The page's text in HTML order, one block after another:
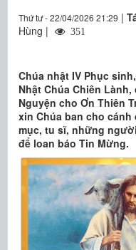
Thứ tư - 22/04/2026 21:29 |
Hùng |
351
Chúa nhật IV Phục
Nhật Chúa Chiên
Nguyện cho Ơn Thiên
xin Chúa ban cho
mục, tu sĩ, những
để loan báo Tin Mừng.